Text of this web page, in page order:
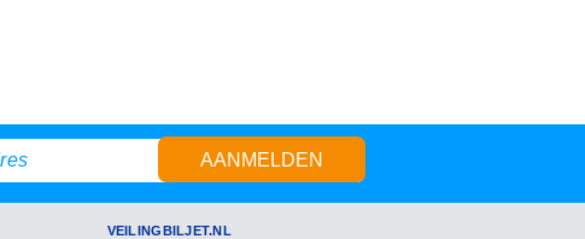
AANMELDEN
VEILINGBILJET.NL